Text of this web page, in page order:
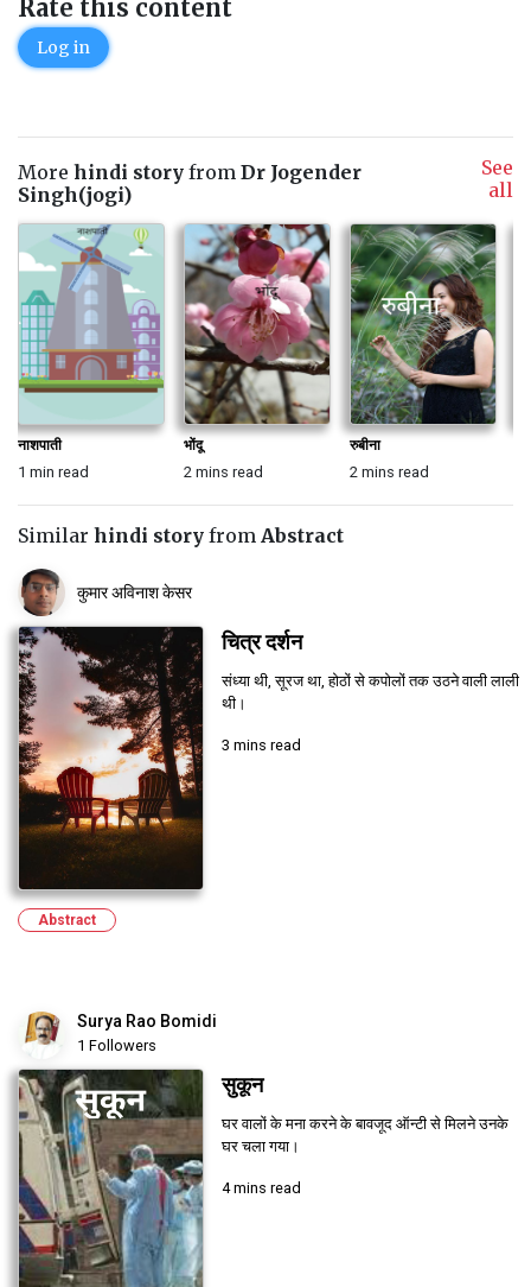
Rate this content
Log in
More hindi story from Dr Jogender
Singh(jogi)
See
all
नाशपाती
1 min read
भोंदू
2 mins read
रुबीना
2 mins read
Similar hindi story from Abstract
कुमार अविनाश केसर
चित्र दर्शन
संध्या थी, सूरज था, होठों से कपोलों तक उठने वाली लाली
थी।
3 mins read
Abstract
Surya Rao Bomidi
1 Followers
सुकून
घर वालों के मना करने के बावजूद ऑन्टी से मिलने उनके
घर चला गया।
4 mins read